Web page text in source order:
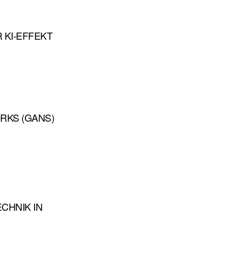
KI-EFFEKT
(GANS)
IN